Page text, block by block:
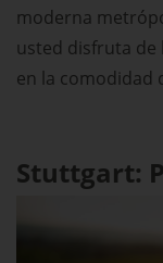
moderna
usted disfruta de
en la comodidad
Stuttgart: